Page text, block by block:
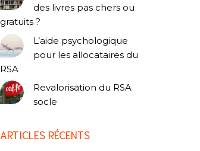
des livres pas chers ou
gratuits ?
L’aide psychologique
pour les allocataires du
RSA
Revalorisation du RSA
socle
ARTICLES RÉCENTS